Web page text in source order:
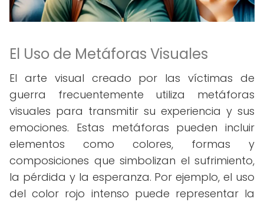
El Uso de Metáforas Visuales
El arte visual creado por las víctimas de
guerra frecuentemente utiliza metáforas
visuales para transmitir su experiencia y sus
emociones. Estas metáforas pueden incluir
elementos como colores, formas y
composiciones que simbolizan el sufrimiento,
la pérdida y la esperanza. Por ejemplo, el uso
del color rojo intenso puede representar la